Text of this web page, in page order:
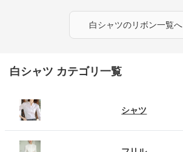
白シャツのリボン一覧へ
白シャツ カテゴリ一覧
シャツ